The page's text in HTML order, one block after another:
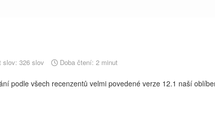
slov: 326 slov Doba čtení: 2 minut
podle všech recenzentů velmi povedené verze 12.1 naší